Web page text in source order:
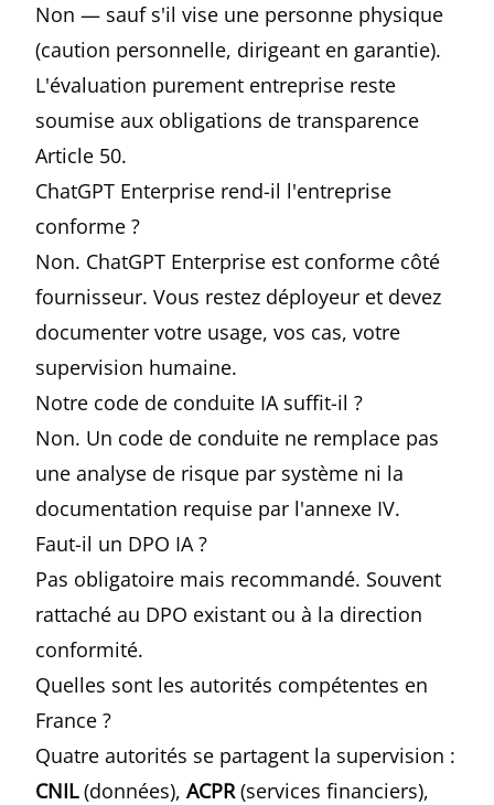
Non — sauf s'il vise une personne physique
(caution personnelle, dirigeant en garantie).
L'évaluation purement entreprise reste
soumise aux obligations de transparence
Article 50.
ChatGPT Enterprise rend-il l'entreprise
conforme ?
Non. ChatGPT Enterprise est conforme côté
fournisseur. Vous restez déployeur et devez
documenter votre usage, vos cas, votre
supervision humaine.
Notre code de conduite IA suffit-il ?
Non. Un code de conduite ne remplace pas
une analyse de risque par système ni la
documentation requise par l'annexe IV.
Faut-il un DPO IA ?
Pas obligatoire mais recommandé. Souvent
rattaché au DPO existant ou à la direction
conformité.
Quelles sont les autorités compétentes en
France ?
Quatre autorités se partagent la supervision :
CNIL(données), ACPR(services financiers),